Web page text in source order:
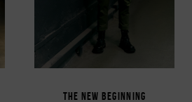
THE NEW BEGINNING